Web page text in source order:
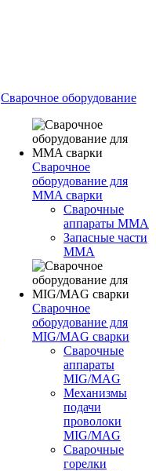
Сварочное оборудование
Сварочное
оборудование для
MMA сварки
Сварочные
аппараты MMA
Запасные части
MMA
Сварочное
оборудование для
MIG/MAG сварки
Сварочные
аппараты
MIG/MAG
Механизмы
подачи
проволоки
MIG/MAG
Сварочные
горелки